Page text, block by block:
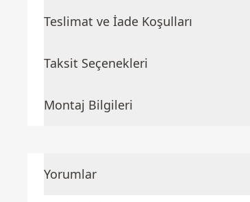
Teslimat ve İade Koşulları
Taksit Seçenekleri
Montaj Bilgileri
Yorumlar